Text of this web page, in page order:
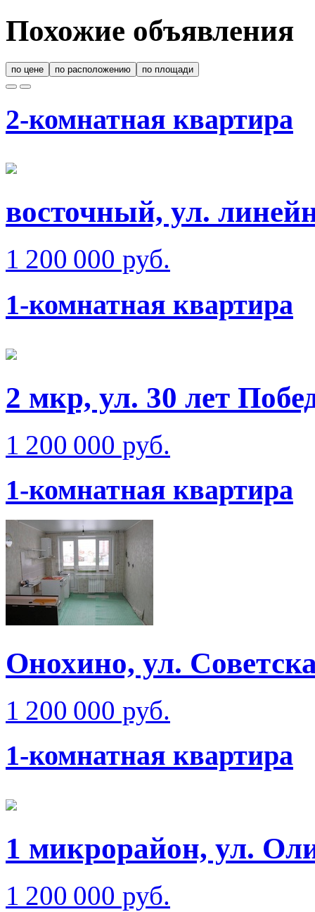
Похожие объявления
по цене по расположению по площади
2-комнатная квартира
восточный, ул.
1 200 000 руб.
1-комнатная квартира
2 мкр, ул. 30 лет
1 200 000 руб.
1-комнатная квартира
Онохино, ул.
1 200 000 руб.
1-комнатная квартира
1 микрорайон, ул.
1 200 000 руб.